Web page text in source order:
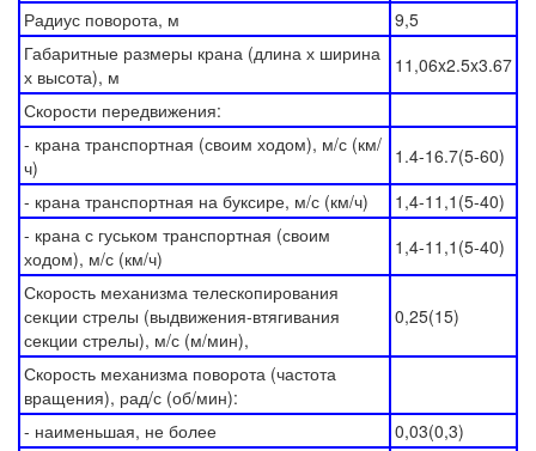
Радиус поворота, м
9,5
Габаритные размеры крана (длина х ширина
х высота), м
11,06x2.5x3.67
Скорости передвижения:
- крана транспортная (своим ходом), м/с (км/
ч)
1.4-16.7(5-60)
- крана транспортная на буксире, м/с (км/ч)
1,4-11,1(5-40)
- крана с гуськом транспортная (своим
ходом), м/с (км/ч)
1,4-11,1(5-40)
Скорость механизма телескопирования
секции стрелы (выдвижения-втягивания
секции стрелы), м/с (м/мин),
0,25(15)
Скорость механизма поворота (частота
вращения), рад/с (об/мин):
- наименьшая, не более
0,03(0,3)